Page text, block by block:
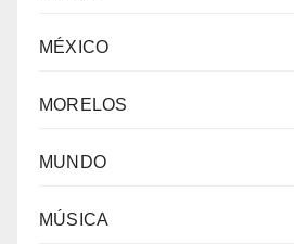
MÉXICO
MORELOS
MUNDO
MÚSICA